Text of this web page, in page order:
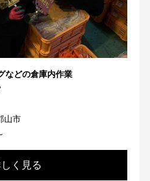
などの倉庫内作業
山市
く見る